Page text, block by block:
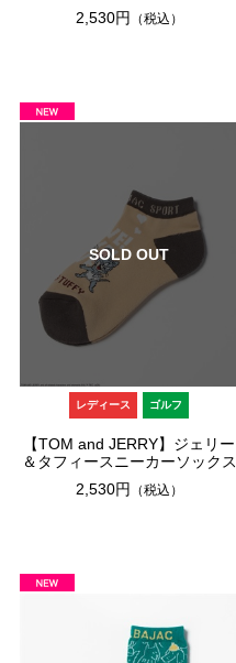
2,530円
（税込）
SOLD OUT
レディース ゴルフ
【TOM and JERRY】ジェリー
＆タフィースニーカーソックス
2,530円
（税込）